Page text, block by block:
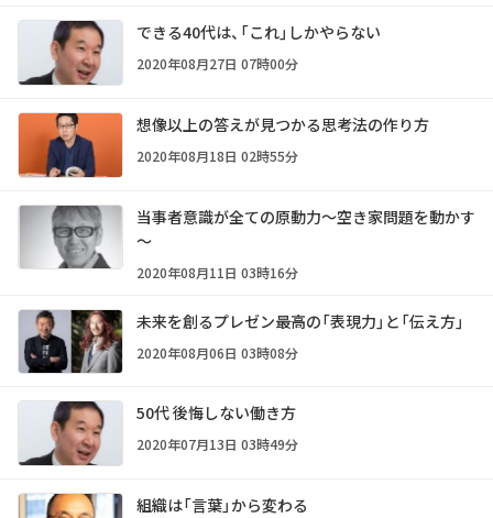
できる40代は、「これ」しかやらない
2020年08月27日 07時00分
想像以上の答えが見つかる思考法の作り方
2020年08月18日 02時55分
当事者意識が全ての原動力～空き家問題を動かす
～
2020年08月11日 03時16分
未来を創るプレゼン――最高の「表現力」と「伝え方」
2020年08月06日 03時08分
50代 後悔しない働き方
2020年07月13日 03時49分
組織は「言葉」から変わる